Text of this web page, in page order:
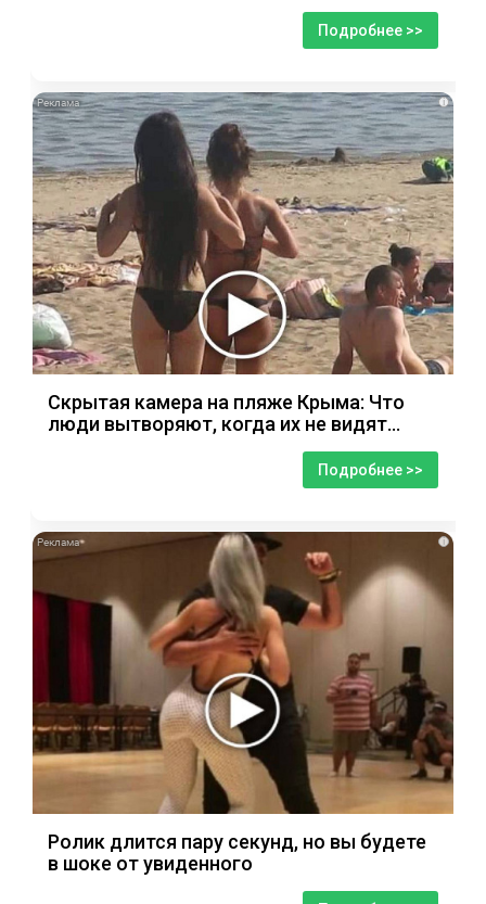
Подробнее >>
i
Скрытая камера на пляже Крыма: Что
люди вытворяют, когда их не видят...
Подробнее >>
i
Ролик длится пару секунд, но вы будете
в шоке от увиденного